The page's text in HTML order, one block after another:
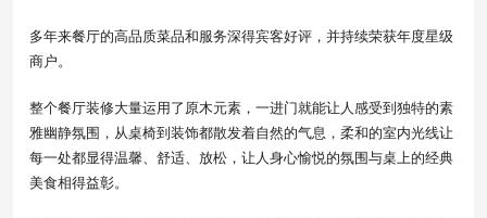
多年来餐厅的高品质菜品和服务深得宾客好评，并持续荣获年度星级
商户。
整个餐厅装修大量运用了原木元素，一进门就能让人感受到独特的素
雅幽静氛围，从桌椅到装饰都散发着自然的气息，柔和的室内光线让
每一处都显得温馨、舒适、放松，让人身心愉悦的氛围与桌上的经典
美食相得益彰。